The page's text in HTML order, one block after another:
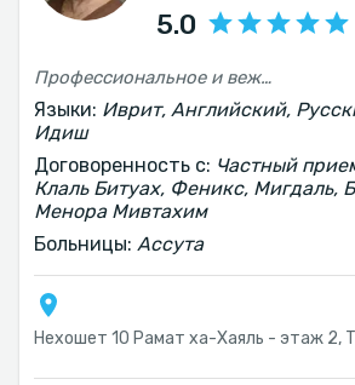
5.0
Профессиональное и вежливое обслуживание
Языки: Иврит, Английский,
Идиш
Договоренность с: Частный
Клаль Битуах, Феникс, Мигдаль,
Менора Мивтахим
Больницы: Ассута
Нехошет 10 Рамат ха-Хаяль - этаж 2,